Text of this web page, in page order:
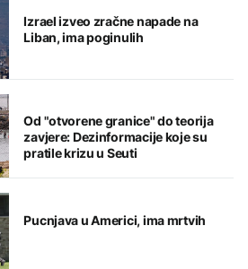
Izrael izveo zračne napade na
Liban, ima poginulih
Od "otvorene granice" do teorija
zavjere: Dezinformacije koje su
pratile krizu u Seuti
Pucnjava u Americi, ima mrtvih